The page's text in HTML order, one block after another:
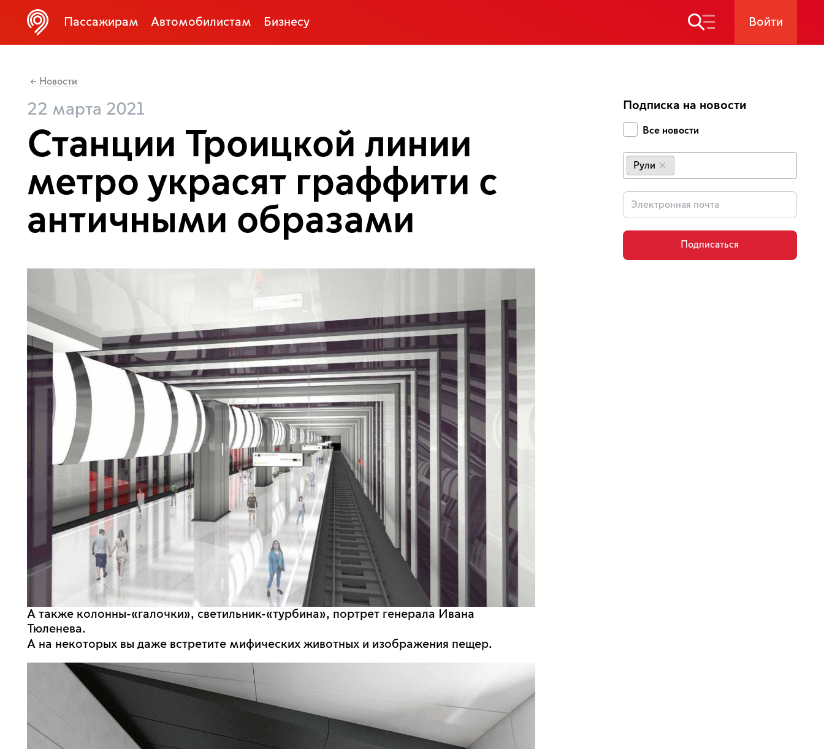
Пассажирам Автомобилистам Бизнесу Войти
← Новости
22 марта 2021
Станции Троицкой линии
метро украсят граффити с
античными образами
А также колонны-«галочки», светильник-«турбина», портрет генерала Ивана
Тюленева.
А на некоторых вы даже встретите мифических животных и изображения пещер.
Подписка на новости
Все новости
Рули
Подписаться